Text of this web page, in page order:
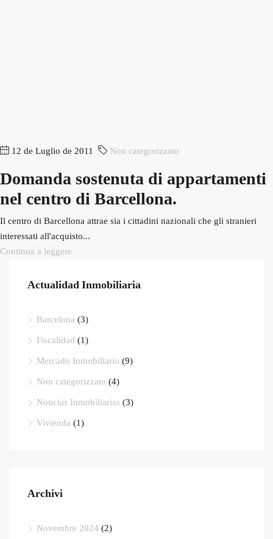
12 de Luglio de 2011 Non categorizzato
Domanda sostenuta di appartamenti
nel centro di Barcellona.
Il centro di Barcellona attrae sia i cittadini nazionali che gli stranieri
interessati all'acquisto...
Continua a leggere
Actualidad Inmobiliaria
Barcelona (3)
Fiscalidad (1)
Mercado Inmobiliario (9)
Non categorizzato (4)
Noticias Inmobiliarias (3)
Vivienda (1)
Archivi
Novembre 2024 (2)